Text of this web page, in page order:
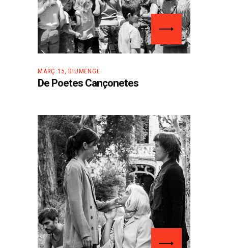
MARÇ 15, DIUMENGE
De Poetes Cançonetes